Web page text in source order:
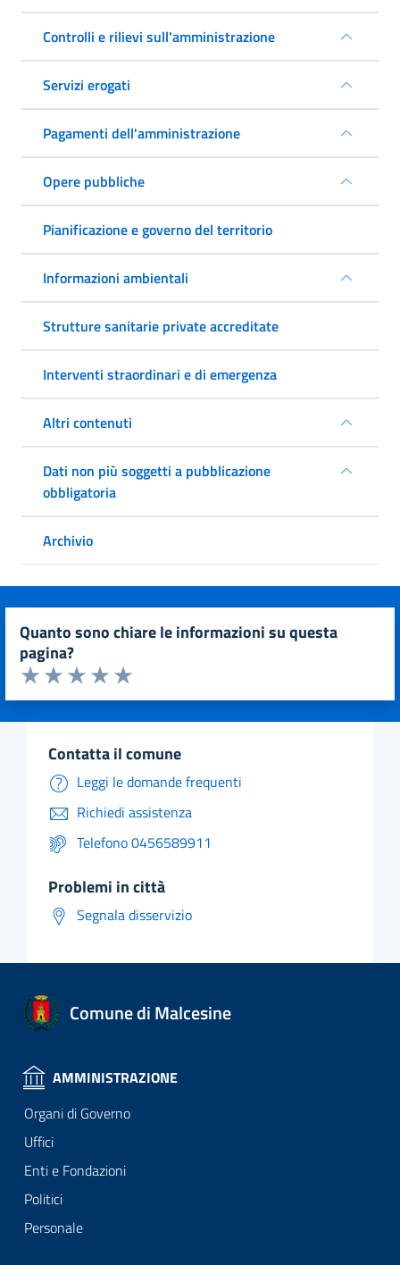
Controlli e rilievi sull'amministrazione
Servizi erogati
Pagamenti dell'amministrazione
Opere pubbliche
Pianificazione e governo del territorio
Informazioni ambientali
Strutture sanitarie private accreditate
Interventi straordinari e di emergenza
Altri contenuti
Dati non più soggetti a pubblicazione
obbligatoria
Archivio
quanto sono chiare le informazioni su questa
pagina?
Valuta da 1 a 5 stelle la pagina
Valuta 5 stelle su 5
Valuta 4 stelle su 5
Valuta 3 stelle su 5
Valuta 2 stelle su 5
Valuta 1 stelle su 5
contatta il comune
Leggi le domande frequenti
Richiedi assistenza
Telefono 0456589911
problemi in città
Segnala disservizio
Comune di Malcesine
AMMINISTRAZIONE
Organi di Governo
Uffici
Enti e Fondazioni
Politici
Personale